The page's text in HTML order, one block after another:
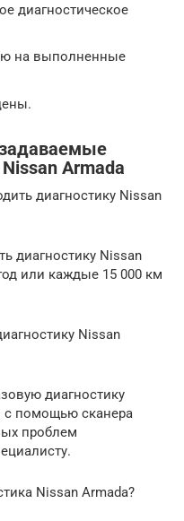
диагностическое
на выполненные
Armada
диагностику Nissan
диагностику Nissan
или каждые 15 000 км
Nissan
диагностику
с помощью сканера
проблем
Nissan Armada?